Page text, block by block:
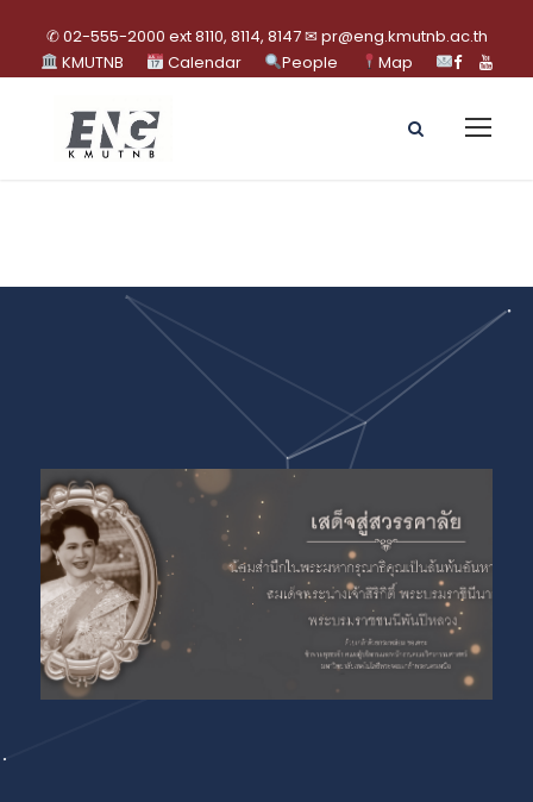
✆ 02-555-2000 ext 8110, 8114, 8147 ✉ pr@eng.kmutnb.ac.th
KMUTNB
Calendar People Map